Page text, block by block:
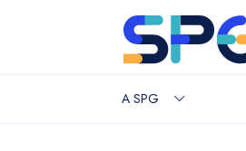
A SPG